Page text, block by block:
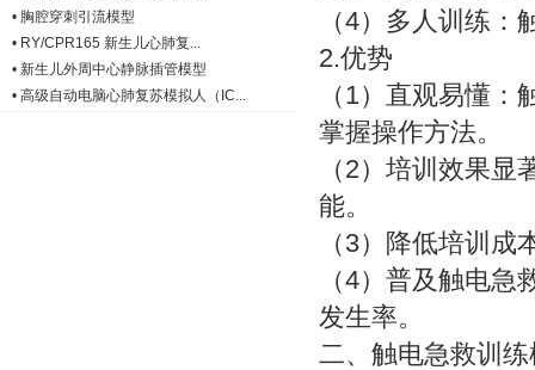
• 胸腔穿刺引流模型
• RY/CPR165 新生儿心肺复...
• 新生儿外周中心静脉插管模型
• 高级自动电脑心肺复苏模拟人（IC...
（4）多人训练
2.优势
（1）直观易懂
掌握操作方法。
（2）培训效果
能。
（3）降低培训
（4）普及触电
发生率。
二、触电急救训